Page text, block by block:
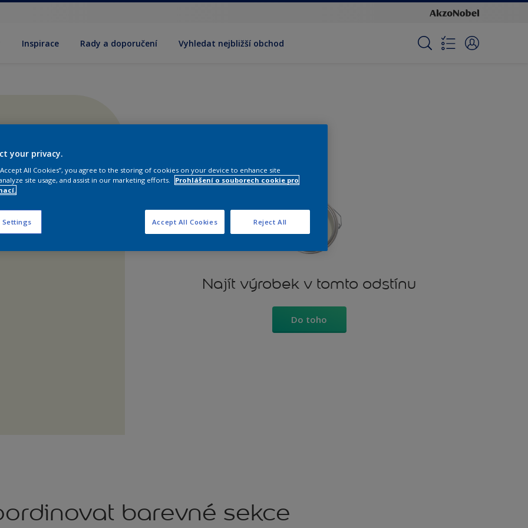
Inspirace Rady a doporučení Vyhledat nejbližší obchod
Najít výrobek v tomto odstínu
Do toho
barevné sekce
your privacy.
All Cookies”, you agree to the storing of cookies on your device to enhance site
site usage, and assist in our marketing efforts.
Prohlášení o souborech cookie pro
Settings Reject All
Accept All Cookies